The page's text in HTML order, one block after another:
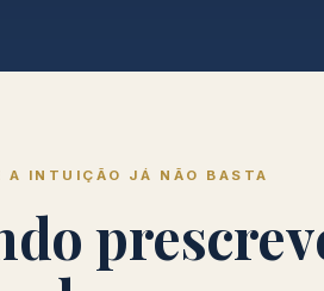
A INTUIÇÃO JÁ NÃO BASTA